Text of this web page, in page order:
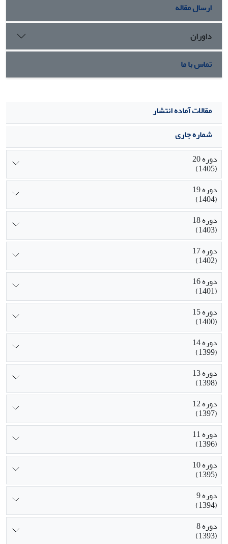
ارسال مقاله
داوران
تماس با ما
مقالات آماده انتشار
شماره جاری
دوره 20
(1405)
دوره 19
(1404)
دوره 18
(1403)
دوره 17
(1402)
دوره 16
(1401)
دوره 15
(1400)
دوره 14
(1399)
دوره 13
(1398)
دوره 12
(1397)
دوره 11
(1396)
دوره 10
(1395)
دوره 9
(1394)
دوره 8
(1393)